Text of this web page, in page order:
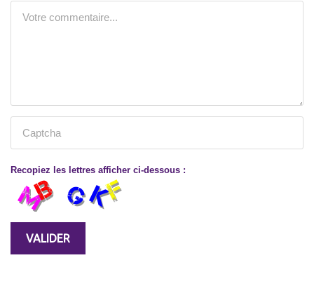
Recopiez les lettres afficher ci-dessous :